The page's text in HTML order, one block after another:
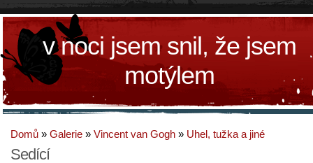
v noci jsem snil, že jsem
motýlem
Domů » Galerie » Vincent van Gogh » Uhel, tužka a jiné
Sedící